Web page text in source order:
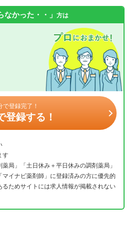
なかった・・」 方は
で登録完了！
登録する！
す
薬局」「土日休み＋平日休みの調剤薬局」
マイナビ薬剤師」に登録済みの方に優先的
ためサイトには求人情報が掲載されない